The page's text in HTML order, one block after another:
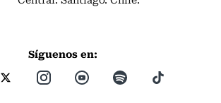
Síguenos en: